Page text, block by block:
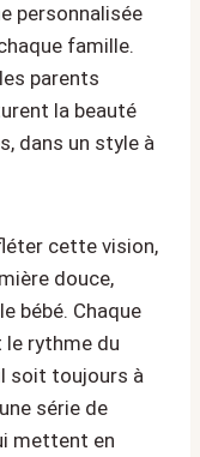
personnalisée
famille.
parents
la beauté
dans un style à
cette vision,
douce,
bébé. Chaque
le rythme du
soit toujours à
série de
mettent en